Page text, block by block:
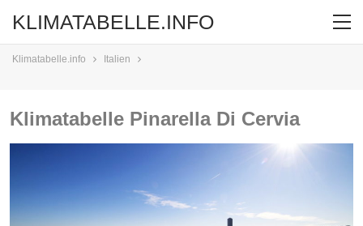
KLIMATABELLE.INFO
Klimatabelle.info Italien
Klimatabelle Pinarella Di Cervia